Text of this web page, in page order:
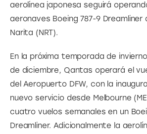
aerolínea japonesa seguirá
aeronaves Boeing 787-9 Dreamliner
Narita (NRT).
En la próxima temporada de
de diciembre, Qantas operará el
del Aeropuerto DFW, con la
nuevo servicio desde Melbourne
cuatro vuelos semanales en un
Dreamliner. Adicionalmente la